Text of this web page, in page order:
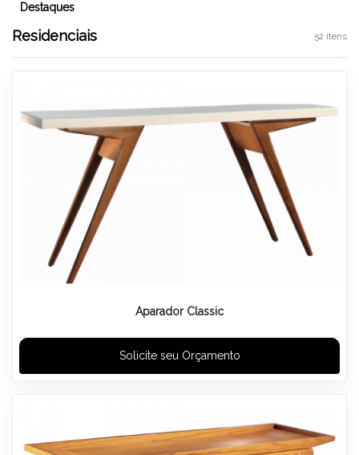
Destaques
Residenciais 52 itens
Aparador Classic
Solicite seu Orçamento